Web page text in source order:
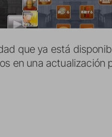
que ya está
en una actualización